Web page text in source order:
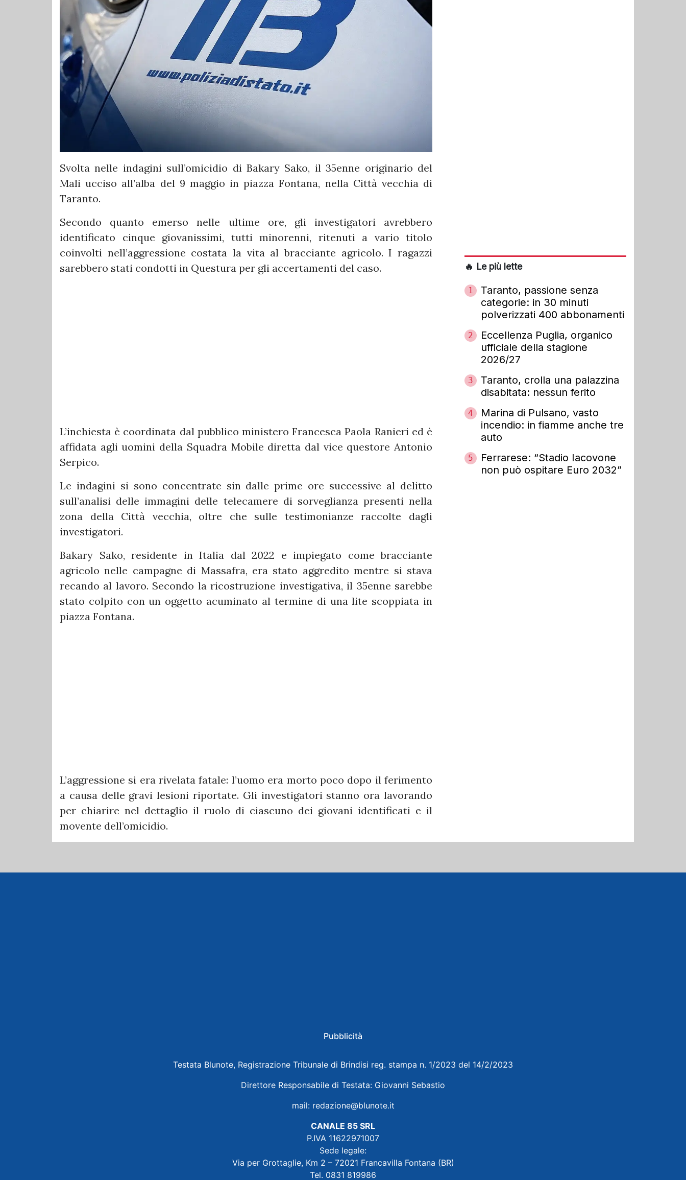
Svolta nelle indagini sull’omicidio di Bakary Sako, il 35enne originario del
Mali ucciso all’alba del 9 maggio in piazza Fontana, nella Città vecchia di
Taranto.
Secondo quanto emerso nelle ultime ore, gli investigatori avrebbero
identificato cinque giovanissimi, tutti minorenni, ritenuti a vario titolo
coinvolti nell’aggressione costata la vita al bracciante agricolo. I ragazzi
sarebbero stati condotti in Questura per gli accertamenti del caso.
L’inchiesta è coordinata dal pubblico ministero Francesca Paola Ranieri ed è
affidata agli uomini della Squadra Mobile diretta dal vice questore Antonio
Serpico.
Le indagini si sono concentrate sin dalle prime ore successive al delitto
sull’analisi delle immagini delle telecamere di sorveglianza presenti nella
zona della Città vecchia, oltre che sulle testimonianze raccolte dagli
investigatori.
Bakary Sako, residente in Italia dal 2022 e impiegato come bracciante
agricolo nelle campagne di Massafra, era stato aggredito mentre si stava
recando al lavoro. Secondo la ricostruzione investigativa, il 35enne sarebbe
stato colpito con un oggetto acuminato al termine di una lite scoppiata in
piazza Fontana.
L’aggressione si era rivelata fatale: l’uomo era morto poco dopo il ferimento
a causa delle gravi lesioni riportate. Gli investigatori stanno ora lavorando
per chiarire nel dettaglio il ruolo di ciascuno dei giovani identificati e il
movente dell’omicidio.
🔥 Le più lette
1
Taranto, passione senza
categorie: in 30 minuti
polverizzati 400 abbonamenti
2
Eccellenza Puglia, organico
ufficiale della stagione
2026/27
3
Taranto, crolla una palazzina
disabitata: nessun ferito
4
Marina di Pulsano, vasto
incendio: in fiamme anche tre
auto
5
Ferrarese: “Stadio Iacovone
non può ospitare Euro 2032”
Pubblicità
Testata Blunote, Registrazione Tribunale di Brindisi reg. stampa n. 1/2023 del 14/2/2023
Direttore Responsabile di Testata: Giovanni Sebastio
mail: redazione@blunote.it
CANALE 85 SRL
P.IVA 11622971007
Sede legale:
Via per Grottaglie, Km 2 – 72021 Francavilla Fontana (BR)
Tel. 0831 819986